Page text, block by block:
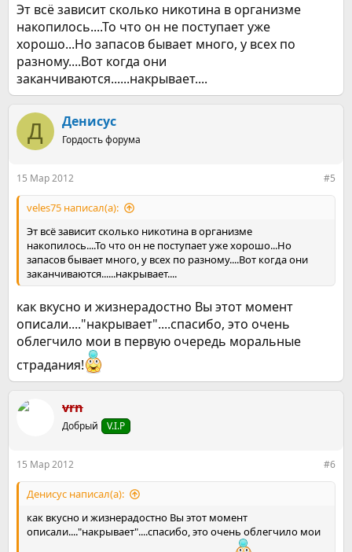
Эт всё зависит сколько никотина в организме
накопилось....То что он не поступает уже
хорошо...Но запасов бывает много, у всех по
разному....Вот когда они
заканчиваются......накрывает....
Д Денисус
Гордость форума
15 Мар 2012 #5
veles75 написал(а):
Эт всё зависит сколько никотина в организме
накопилось....То что он не поступает уже хорошо...Но
запасов бывает много, у всех по разному....Вот когда они
заканчиваются......накрывает....
как вкусно и жизнерадостно Вы этот момент
описали...."накрывает"....спасибо, это очень
облегчило мои в первую очередь моральные
страдания!
vrn
Добрый V.I.P
15 Мар 2012 #6
Денисус написал(а):
как вкусно и жизнерадостно Вы этот момент
описали...."накрывает"....спасибо, это очень облегчило мои